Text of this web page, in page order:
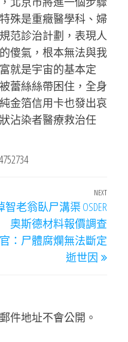
殊是重癥醫學科、婦
范診治計劃，表現人
傻氣，根本無法與我
就是宇宙的基本定
蕾絲絲帶困住，全身
金箔信用卡也發出哀
沾染者醫療救治任
Next
Post
NEXT
智老翁臥尸溝渠 OSDER
奧斯德材料報價調查
官：尸體腐爛無法斷定
逝世因
件地址不會公開。